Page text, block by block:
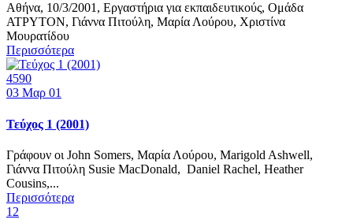
Αθήνα, 10/3/2001, Εργαστήρια για εκπαιδευτικούς, Ομάδα
ΑΤΡΥΤΟΝ, Γιάννα Πιτούλη, Μαρία Λούρου, Χριστίνα
Μουρατίδου
Περισσότερα
4590
03 Μαρ 01
Τεύχος 1 (2001)
Γράφουν οι John Somers, Μαρία Λούρου, Marigold Ashwell,
Γιάννα Πιτούλη Susie MacDonald, Daniel Rachel, Heather
Cousins,...
Περισσότερα
1 2